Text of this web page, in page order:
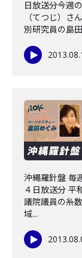
日放送分今週
（てつじ）さ
別研究員の島
沖縄羅針盤
４日放送分 平
議院議員の糸
域...